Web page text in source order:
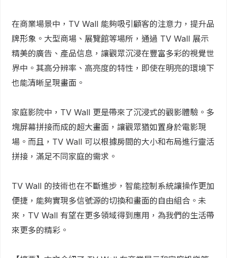
在商業場景中，TV Wall 能夠吸引顧客的注意力，提升品
牌形象。大型商場、展覽館等場所，通過 TV Wall 展示
精美的廣告、產品信息，讓觀眾沉浸在豐富多彩的視覺世
界中。其高分辨率、高亮度的特性，即使在明亮的環境下
也能清晰呈現畫面。
家庭影院中，TV Wall 更是帶來了沉浸式的觀影體驗。多
塊屏幕拼接而成的超大畫面，讓觀眾猶如置身於電影現
場。而且，TV Wall 可以根據房間的大小和布局進行靈活
拼接，滿足不同家庭的需求。
TV Wall 的技術也在不斷進步，智能控制系統讓操作更加
便捷，能夠實現多信號源的切換和畫面的自由組合。未
來，TV Wall 有望在更多領域得到應用，為我們的生活帶
來更多的精彩。